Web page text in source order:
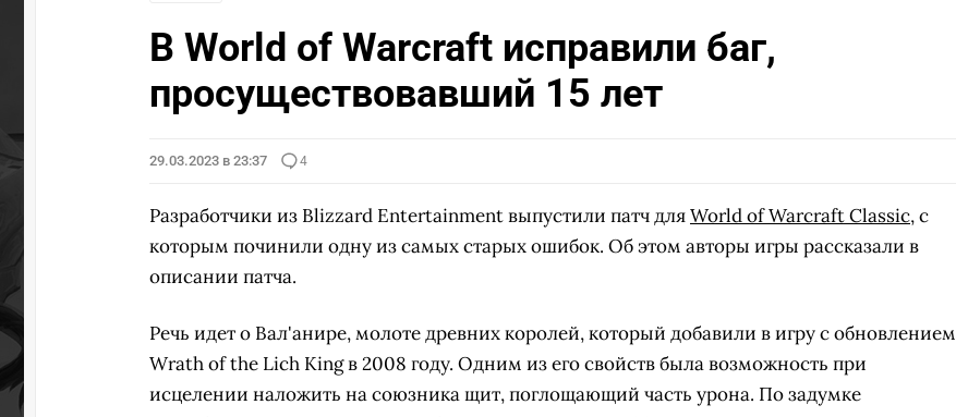
В World of Warcraft исправили баг,
просуществовавший 15 лет
29.03.2023 в 23:37 4
Разработчики из Blizzard Entertainment выпустили патч дляWorld of Warcraft Classic, с
которым починили одну из самых старых ошибок. Об этом авторы игры рассказали в
описании патча.
Речь идет о Вал'анире, молоте древних королей, который добавили в игру с обновлением
Wrath of the Lich King в 2008 году. Одним из его свойств была возможность при
исцелении наложить на союзника щит, поглощающий часть урона. По задумке